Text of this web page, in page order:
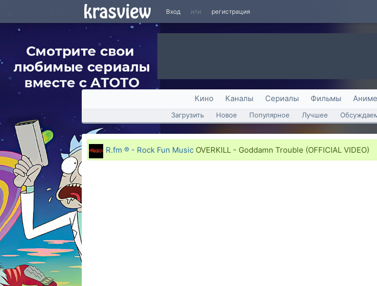
Вход или регистрация
Кино Каналы Сериалы Фильмы Аниме
Загрузить Новое Популярное Лучшее
R.fm ® - Rock Fun Music OVERKILL - Goddamn Trouble (OFFICIAL VIDEO)